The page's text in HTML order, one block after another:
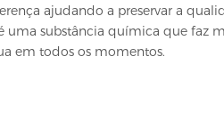
ajudando a preservar a
é uma substância química que faz
em todos os momentos.